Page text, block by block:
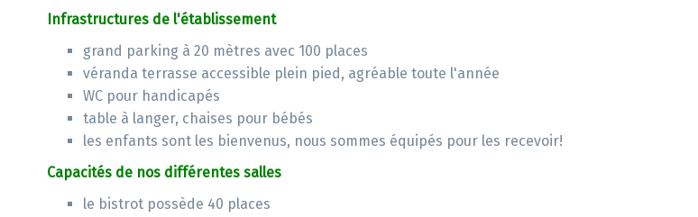
Infrastructures de l'établissement
grand parking à 20 mètres avec 100 places
véranda terrasse accessible plein pied, agréable toute l'année
WC pour handicapés
table à langer, chaises pour bébés
les enfants sont les bienvenus, nous sommes équipés pour les recevoir!
Capacités de nos différentes salles
le bistrot possède 40 places